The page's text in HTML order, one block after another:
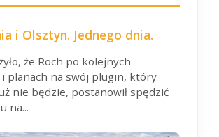
i Olsztyn. Jednego dnia.
że Roch po kolejnych
i planach na swój plugin, który
nie będzie, postanowił spędzić
na...